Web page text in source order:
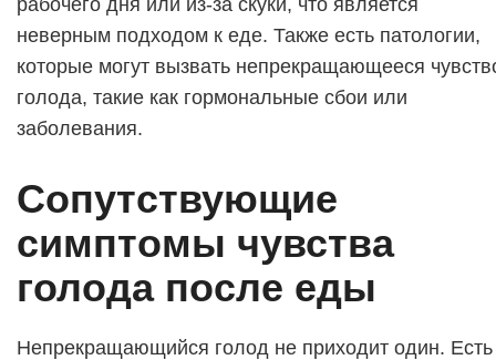
рабочего дня или из-за скуки, что является
неверным подходом к еде. Также есть патологии,
которые могут вызвать непрекращающееся
голода, такие как гормональные сбои или
заболевания.
Сопутствующие
симптомы чувства
голода после еды
Непрекращающийся голод не приходит один. Есть